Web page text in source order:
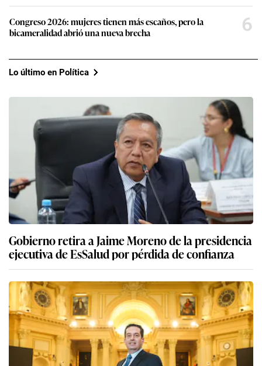
Congreso 2026: mujeres tienen más escaños, pero la
bicameralidad abrió una nueva brecha
6
Lo último en Política
Gobierno retira a Jaime Moreno de la presidencia
ejecutiva de EsSalud por pérdida de confianza